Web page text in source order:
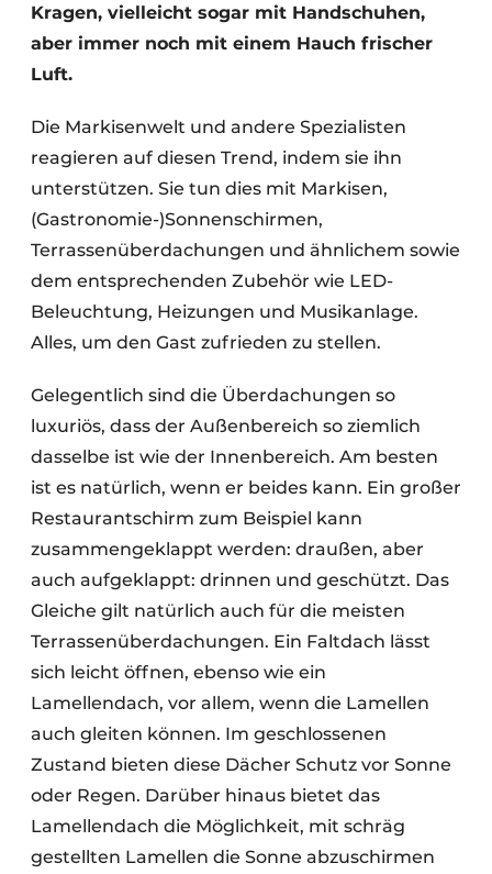
Kragen, vielleicht sogar mit Handschuhen,
aber immer noch mit einem Hauch frischer
Luft.
Die Markisenwelt und andere Spezialisten
reagieren auf diesen Trend, indem sie ihn
unterstützen. Sie tun dies mit Markisen,
(Gastronomie-)Sonnenschirmen,
Terrassenüberdachungen und ähnlichem sowie
dem entsprechenden Zubehör wie LED-
Beleuchtung, Heizungen und Musikanlage.
Alles, um den Gast zufrieden zu stellen.
Gelegentlich sind die Überdachungen so
luxuriös, dass der Außenbereich so ziemlich
dasselbe ist wie der Innenbereich. Am besten
ist es natürlich, wenn er beides kann. Ein großer
Restaurantschirm zum Beispiel kann
zusammengeklappt werden: draußen, aber
auch aufgeklappt: drinnen und geschützt. Das
Gleiche gilt natürlich auch für die meisten
Terrassenüberdachungen. Ein Faltdach lässt
sich leicht öffnen, ebenso wie ein
Lamellendach, vor allem, wenn die Lamellen
auch gleiten können. Im geschlossenen
Zustand bieten diese Dächer Schutz vor Sonne
oder Regen. Darüber hinaus bietet das
Lamellendach die Möglichkeit, mit schräg
gestellten Lamellen die Sonne abzuschirmen